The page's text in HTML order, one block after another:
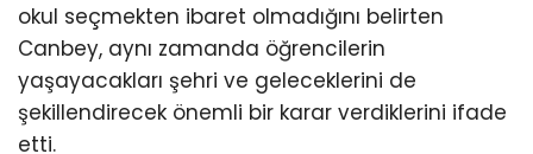
okul seçmekten ibaret olmadığını belirten
Canbey, aynı zamanda öğrencilerin
yaşayacakları şehri ve geleceklerini de
şekillendirecek önemli bir karar verdiklerini ifade
etti.